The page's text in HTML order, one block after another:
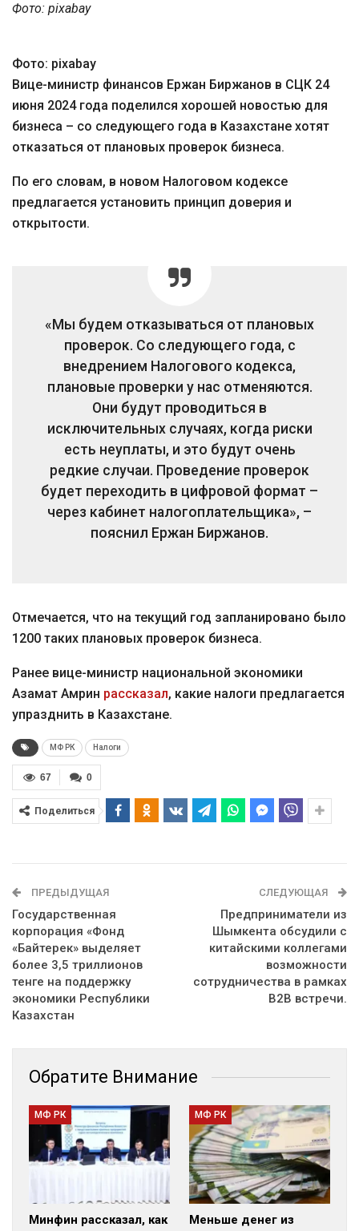
Фото: pixabay
Фото: pixabay
Вице-министр финансов Ержан Биржанов в СЦК 24
июня 2024 года поделился хорошей новостью для
бизнеса – со следующего года в Казахстане хотят
отказаться от плановых проверок бизнеса.
По его словам, в новом Налоговом кодексе
предлагается установить принцип доверия и
открытости.
«Мы будем отказываться от плановых
проверок. Со следующего года, с
внедрением Налогового кодекса,
плановые проверки у нас отменяются.
Они будут проводиться в
исключительных случаях, когда риски
есть неуплаты, и это будут очень
редкие случаи. Проведение проверок
будет переходить в цифровой формат –
через кабинет налогоплательщика», –
пояснил Ержан Биржанов.
Отмечается, что на текущий год запланировано было
1200 таких плановых проверок бизнеса.
Ранее вице-министр национальной экономики
Азамат Амрин рассказал, какие налоги предлагается
упразднить в Казахстане.
МФ РК Налоги
0
67
Поделиться
ПРЕДЫДУЩАЯ
Государственная
корпорация «Фонд
«Байтерек» выделяет
более 3,5 триллионов
тенге на поддержку
экономики Республики
Казахстан
СЛЕДУЮЩАЯ
Предприниматели из
Шымкента обсудили с
китайскими коллегами
возможности
сотрудничества в рамках
B2B встречи.
Обратите Внимание
МФ РК
Минфин рассказал, как
МФ РК
Меньше денег из